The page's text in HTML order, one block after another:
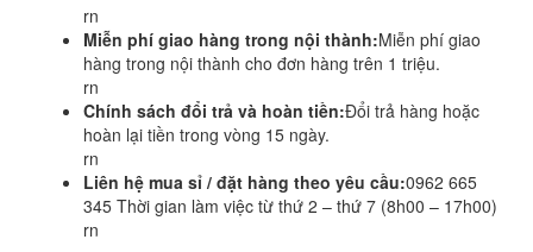
rn
Miễn phí giao hàng trong nội thành:Miễn phí giao
hàng trong nội thành cho đơn hàng trên 1 triệu.
rn
Chính sách đổi trả và hoàn tiền:Đổi trả hàng hoặc
hoàn lại tiền trong vòng 15 ngày.
rn
Liên hệ mua sỉ / đặt hàng theo yêu cầu:0962 665
345 Thời gian làm việc từ thứ 2 – thứ 7 (8h00 – 17h00)
rn